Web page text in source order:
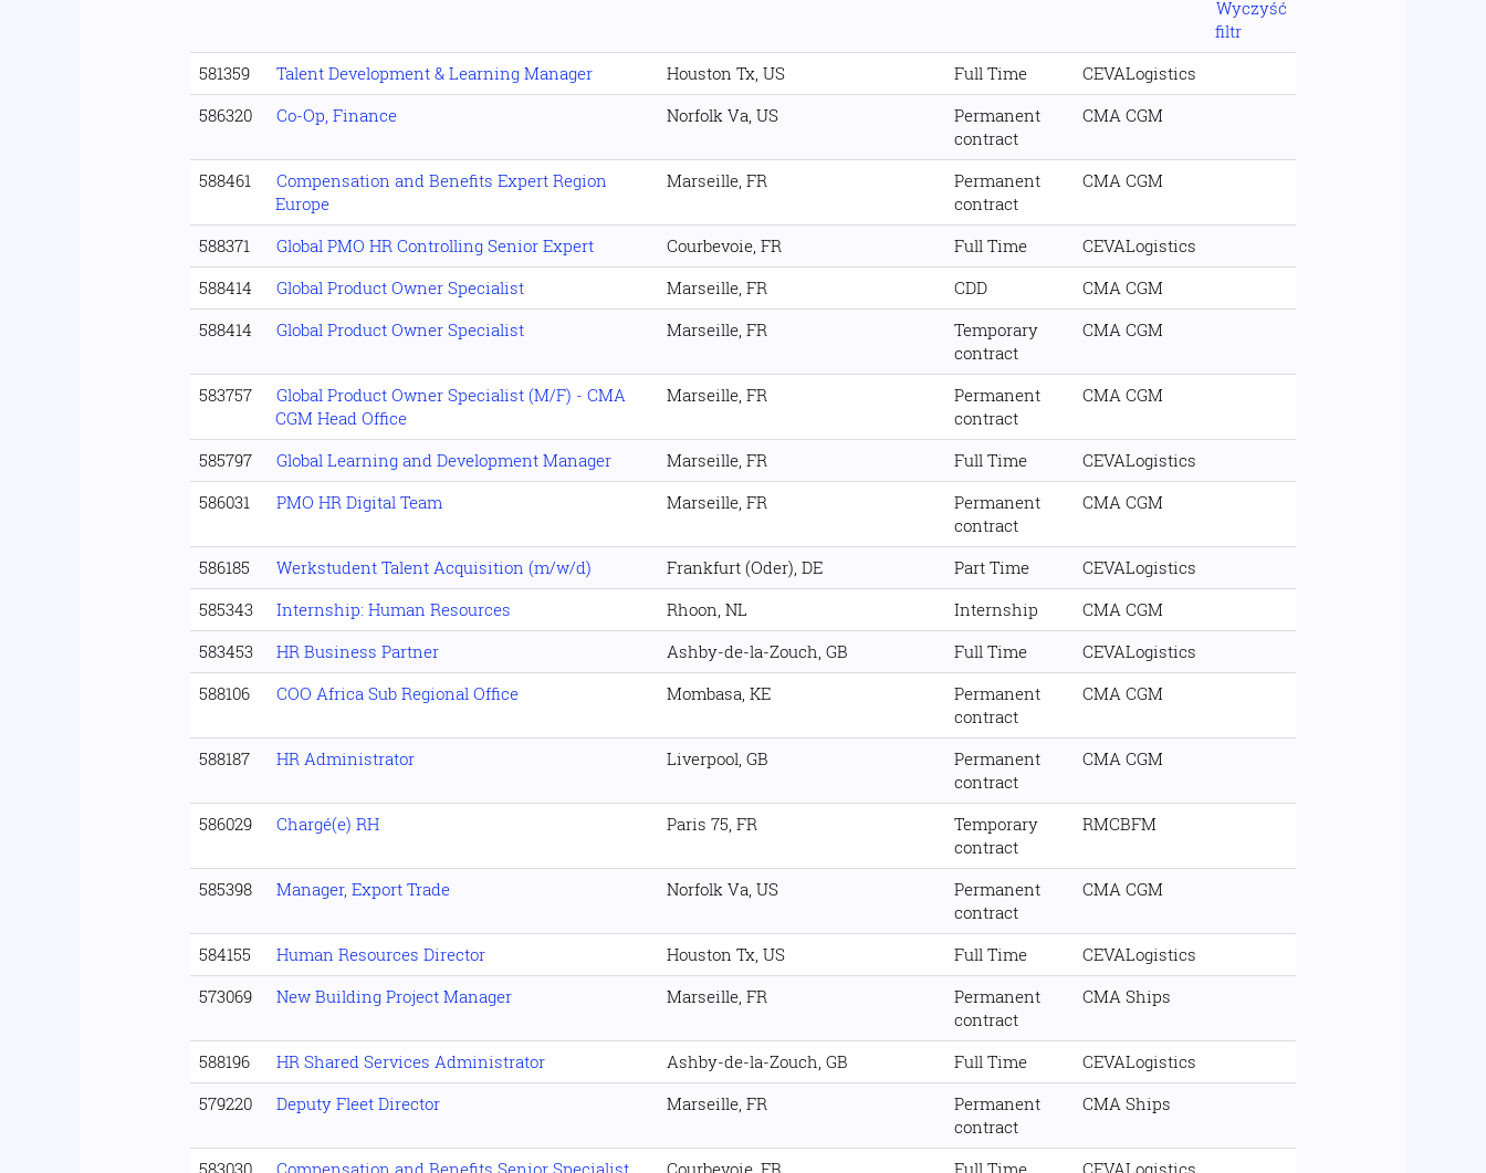
Wyczyść
filtr
581359
Talent Development & Learning Manager Houston Tx, US Full Time
CEVALogistics
586320
Co-Op, Finance Norfolk Va, US
Permanent
contract
CMA CGM
588461
Compensation and Benefits Expert Region
Europe
Marseille, FR
Permanent
contract
CMA CGM
588371 Global PMO HR Controlling Senior Expert Courbevoie, FR Full Time
CEVALogistics
588414
Global Product Owner Specialist Marseille, FR CDD
CMA CGM
588414
Global Product Owner Specialist Marseille, FR
Temporary
contract
CMA CGM
583757
Global Product Owner Specialist (M/F) - CMA
CGM Head Office
Marseille, FR
Permanent
contract
CMA CGM
585797 Global Learning and Development Manager Marseille, FR Full Time
CEVALogistics
586031
PMO HR Digital Team Marseille, FR
Permanent
contract
CMA CGM
586185 Werkstudent Talent Acquisition (m/w/d) Frankfurt (Oder), DE Part Time
CEVALogistics
585343
Internship: Human Resources Rhoon, NL Internship
CMA CGM
583453
HR Business Partner Ashby-de-la-Zouch, GB Full Time
CEVALogistics
588106
COO Africa Sub Regional Office Mombasa, KE
Permanent
contract
CMA CGM
588187 HR Administrator Liverpool, GB
Permanent
contract
CMA CGM
586029 Chargé(e) RH Paris 75, FR
Temporary
contract
RMCBFM
585398 Manager, Export Trade Norfolk Va, US
Permanent
contract
CMA CGM
584155 Human Resources Director Houston Tx, US Full Time
CEVALogistics
573069
New Building Project Manager Marseille, FR
Permanent
contract
CMA Ships
588196 HR Shared Services Administrator Ashby-de-la-Zouch, GB Full Time
CEVALogistics
579220
Deputy Fleet Director Marseille, FR
Permanent
contract
CMA Ships
583030
Compensation and Benefits Senior Specialist
Courbevoie, FR Full Time CEVALogistics